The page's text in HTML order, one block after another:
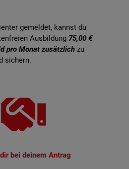
gemeldet, kannst du
Ausbildung 75,00 €
pro Monat zusätzlich zu
sichern.
bei deinem Antrag